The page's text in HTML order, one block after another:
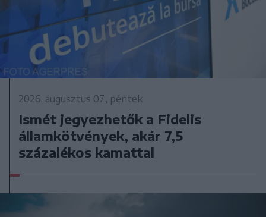
2026. augusztus 07., péntek
Ismét jegyezhetők a Fidelis
államkötvények, akár 7,5
százalékos kamattal